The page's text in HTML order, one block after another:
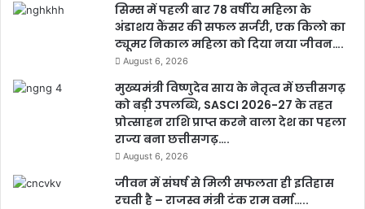
सिम्स में पहली बार 78 वर्षीय महिला के
अंडाशय कैंसर की सफल सर्जरी, एक किलो का
ट्यूमर निकाल महिला को दिया नया जीवन….
August 6, 2026
मुख्यमंत्री विष्णुदेव साय के नेतृत्व में छत्तीसगढ़
को बड़ी उपलब्धि, SASCI 2026-27 के तहत
प्रोत्साहन राशि प्राप्त करने वाला देश का पहला
राज्य बना छत्तीसगढ़….
August 6, 2026
जीवन में संघर्ष से मिली सफलता ही इतिहास
रचती है – राजस्व मंत्री टंक राम वर्मा…..